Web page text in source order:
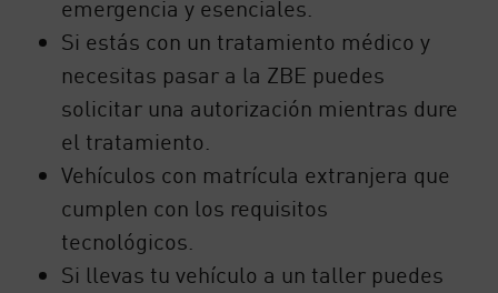
emergencia y esenciales.
Si estás con un tratamiento médico y
necesitas pasar a la ZBE puedes
solicitar una autorización mientras dure
el tratamiento.
Vehículos con matrícula extranjera que
cumplen con los requisitos
tecnológicos.
Si llevas tu vehículo a un taller puedes